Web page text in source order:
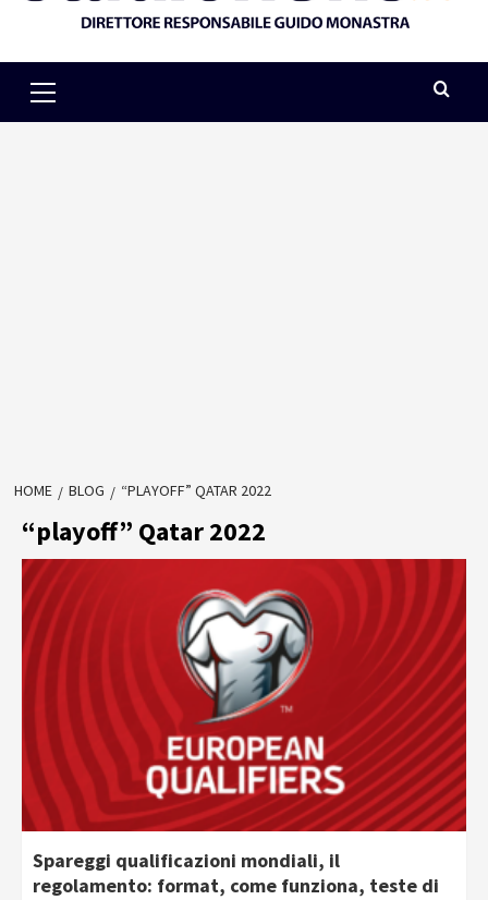
Menu
HOME BLOG “PLAYOFF” QATAR 2022
“playoff” Qatar 2022
Spareggi qualificazioni mondiali, il
regolamento: format, come funziona, teste di